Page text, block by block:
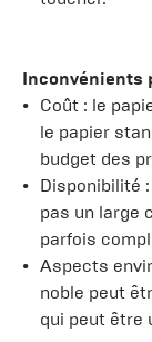
Inconvénients
Coût : le
le papier
budget des
Disponibilité
pas un large
parfois
Aspects
noble peut
qui peut être